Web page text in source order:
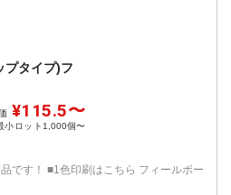
プタイプ)フ
¥115.5〜
小ロット 1,000個〜
フィールボー